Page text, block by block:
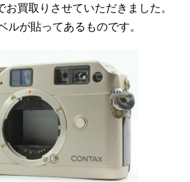
お買取りさせていただきました。
ルが貼ってあるものです。